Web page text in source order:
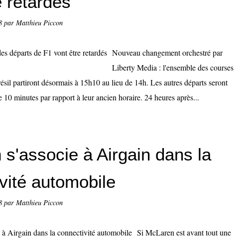
par Matthieu Piccon
Nouveau changement orchestré par
Liberty Media : l'ensemble des courses
partiront désormais à 15h10 au lieu de 14h. Les autres départs seront
10 minutes par rapport à leur ancien horaire. 24 heures après...
s'associe à Airgain dans la
automobile
par Matthieu Piccon
Si McLaren est avant tout une